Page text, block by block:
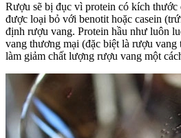
Rượu sẽ bị đục vì protein có kích
được loại bỏ với benotit hoặc casein
định rượu vang. Protein hầu như luôn
vang thương mại (đặc biệt là rượu
làm giảm chất lượng rượu vang một